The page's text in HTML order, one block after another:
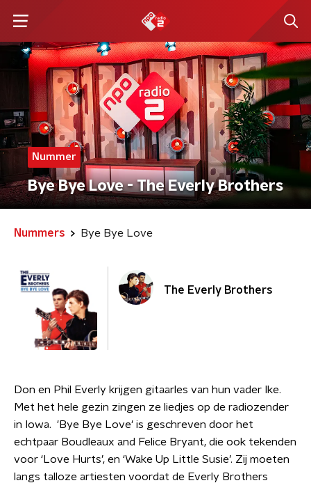
Nummer
Bye Bye Love - The Everly Brothers
Nummers Bye Bye Love
The Everly Brothers
Don en Phil Everly krijgen gitaarles van hun vader Ike.
Met het hele gezin zingen ze liedjes op de radiozender
in Iowa. 'Bye Bye Love' is geschreven door het
echtpaar Boudleaux and Felice Bryant, die ook tekenden
voor ‘Love Hurts’, en ‘Wake Up Little Susie’. Zij moeten
langs talloze artiesten voordat de Everly Brothers